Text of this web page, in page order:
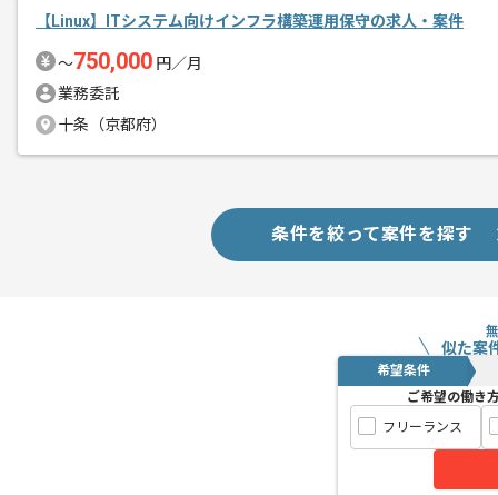
【Linux】ITシステム向けインフラ構築運用保守の求人・案件
〜750,000 円／月
業務委託
十条（京都府）
条件を絞って案件を探す
似た案
希望条件
ご希望の働き
フリーランス